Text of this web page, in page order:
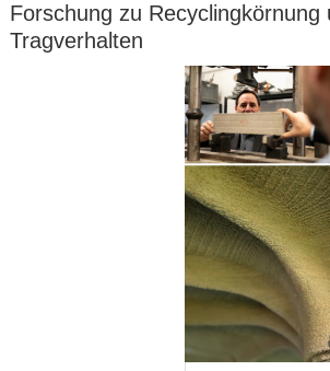
Forschung zu Recyclingkörnung
Tragverhalten